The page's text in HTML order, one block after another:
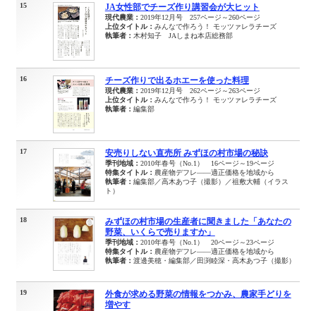
15 JA女性部でチーズ作り講習会が大ヒット
現代農業： 2019年12月号 257ページ～260ページ
上位タイトル： みんなで作ろう！ モッツァレラチーズ
執筆者： 木村知子 JAしまね本店総務部
16 チーズ作りで出るホエーを使った料理
現代農業： 2019年12月号 262ページ～263ページ
上位タイトル： みんなで作ろう！ モッツァレラチーズ
執筆者： 編集部
17 安売りしない直売所 みずほの村市場の秘訣
季刊地域： 2010年春号（No.1） 16ページ～19ページ
特集タイトル： 農産物デフレ――適正価格を地域から
執筆者： 編集部／高木あつ子（撮影）／祖敷大輔（イラス
ト）
18
みずほの村市場の生産者に聞きました「あなたの
野菜、いくらで売りますか」
季刊地域： 2010年春号（No.1） 20ページ～23ページ
特集タイトル： 農産物デフレ――適正価格を地域から
執筆者： 渡邊美穂・編集部／田渕睦深・高木あつ子（撮影）
19
外食が求める野菜の情報をつかみ、農家手どりを
増やす